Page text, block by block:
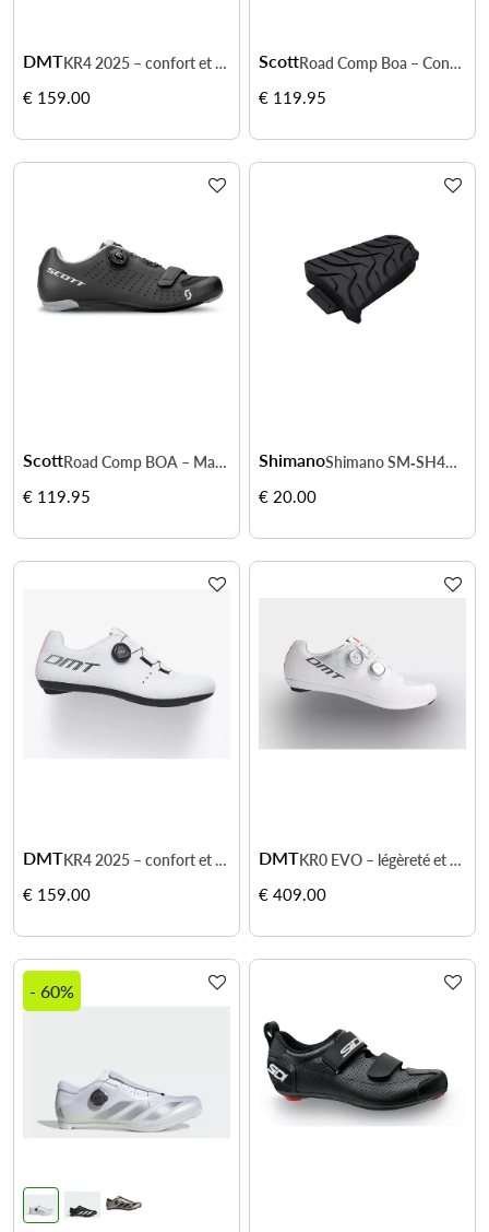
DMT KR4 2025 – confort et performance à prix accessible
€ 159.00
Scott Road Comp Boa – Confort et puissance
€ 119.95
Scott Road Comp BOA – Maintien précis sur route
€ 119.95
Shimano Shimano SM‑SH45 Cleat Cover – protection & grip SPD‑SL
€ 20.00
DMT KR4 2025 – confort et performance à prix accessible
€ 159.00
DMT KR0 EVO – légèreté et ajustement haute précision pour cyclistes exigeants
€ 409.00
- 60%